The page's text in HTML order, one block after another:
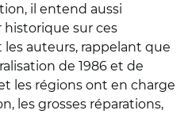
il entend aussi
sur ces
auteurs, rappelant que
de 1986 et de
les régions ont en charge
les grosses réparations,